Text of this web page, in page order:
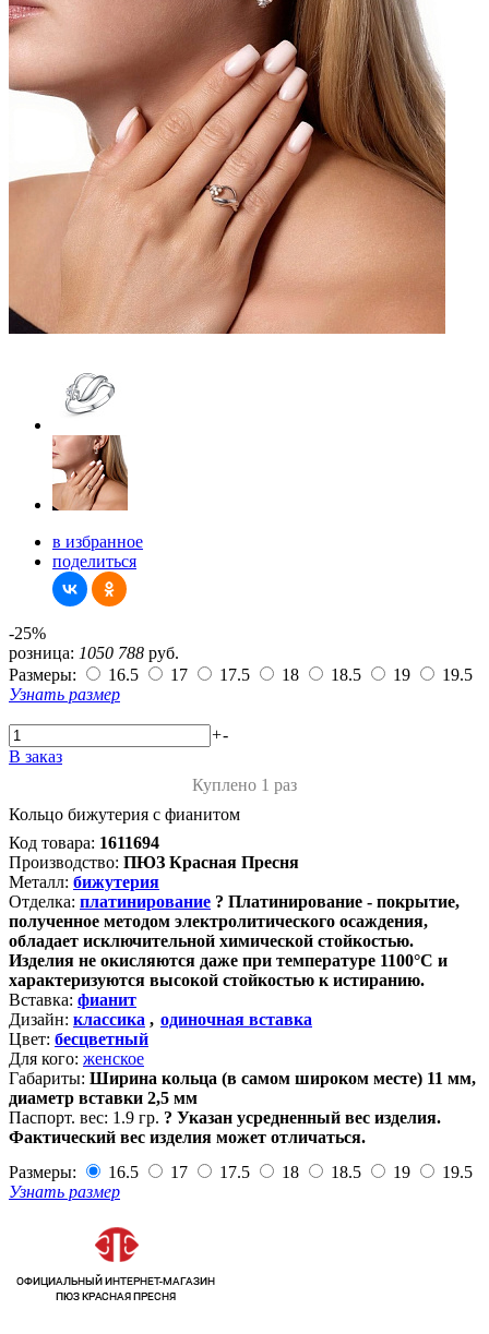
в избранное
поделиться
-25%
розница: 1050 788 руб.
Размеры:
16.5 17 17.5 18 18.5 19
19.5
Узнать размер
+-
В заказ
Куплено 1 раз
Кольцо бижутерия с фианитом
Код товара: 1611694
Производство: ПЮЗ Красная Пресня
Металл: бижутерия
Отделка: платинирование ? Платинирование - покрытие,
полученное методом электролитического осаждения,
обладает исключительной химической стойкостью.
Изделия не окисляются даже при температуре 1100°С и
характеризуются высокой стойкостью к истиранию.
Вставка: фианит
Дизайн: классика , одиночная вставка
Цвет: бесцветный
Для кого: женское
Габариты: Ширина кольца (в самом широком месте) 11 мм,
диаметр вставки 2,5 мм
Паспорт. вес: 1.9 гр. ? Указан усредненный вес изделия.
Фактический вес изделия может отличаться.
Размеры:
16.5 17 17.5 18 18.5 19
19.5
Узнать размер